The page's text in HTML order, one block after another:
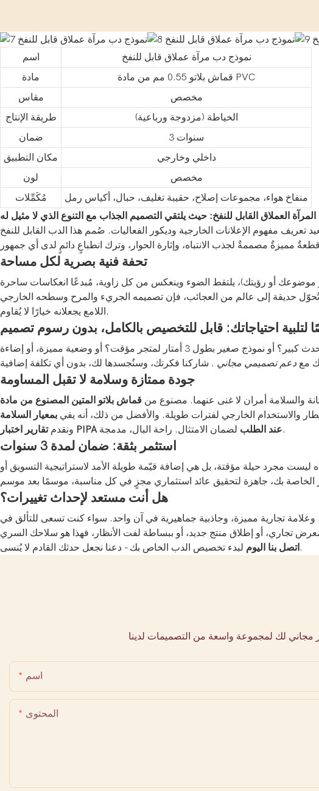
اسم
نموذج دب مرآة عملاق قابل للنفخ
مادة
قماش بلاتو 0.55 مم من مادة PVC
مقاس
مخصص
طريقة الإنتاج
الخياطة (مزدوجة ورباعية)
ضمان
3 سنوات
مكان التطبيق
داخلي وخارجي
لون
مخصص
مُكَمِّلات
منفاخ هواء، مجموعات إصلاح، حقيبة تغليف، حبال، أكياس رمل
العملاق القابل للنفخ: حيث يلتقي التصميم الجذاب مع التنوع الذي لا مثيل له
تعريف مفهوم الإعلانات الخارجية وديكور الفعاليات. صُمم هذا الدب القابل للنفخ
تحفة فنية بصرية لكل مساحة
موضوعك أو رؤيتك)، يلتقط الضوء وينعكس من كل زاوية، مُبدعًا انعكاسات ساحرة
حديقة إلى عالم من العجائب، فإن تصميمه الجريء والمرح وسطحه الخارجي
اللامع يجعلانه خيارًا لا يُقاوم.
احتياجاتك: قابل للتخصيص بالكامل، بدون رسوم تصميم
التحكم الكامل. هل تحتاج إلى دب ضخم بطول 10 أمتار لحدث كبير؟ أو نموذج صغير بطول 3 أمتار لمتجر مؤقت؟ أو وضعية مميزة، أو إضاءة LED مدمجة، أو
مع دعم تصميمي مجاني
جودة ممتازة وسلامة لا تقبل المساومة
والسلامة أمران لا غنى عنهما. مصنوع من
والاستخدام الخارجي لفترات طويلة. والأفضل من ذلك، أنه يفي
ونقدم
تقارير اختبار PIPA عند الطلبلضمان الامتثال. راحة البال، مدمجة.
استثمر بثقة: ضمان لمدة 3 سنوات
ليست مجرد حيلة مؤقتة، بل هي إضافة قيّمة طويلة الأمد لاستراتيجية التسويق أو
هل أنت مستعد لإحداث تغييرات؟
وعلامة تجارية مميزة، وجاذبية جماهيرية في آن واحد. سواء كنت تسعى للتألق في
اتصل بنا اليوم لبدء تخصيص الدب الخاص بك - دعنا نجعل حدثك القادم لا يُنسى.
لك لمجموعة واسعة من التصميمات لدينا
اسم
المحتوى